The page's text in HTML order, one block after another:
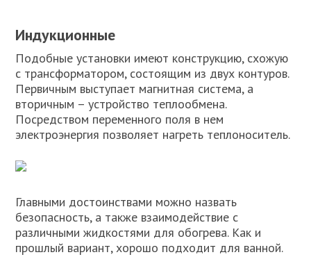
Индукционные
Подобные установки имеют конструкцию, схожую
с трансформатором, состоящим из двух контуров.
Первичным выступает магнитная система, а
вторичным – устройство теплообмена.
Посредством переменного поля в нем
электроэнергия позволяет нагреть теплоноситель.
Главными достоинствами можно назвать
безопасность, а также взаимодействие с
различными жидкостями для обогрева. Как и
прошлый вариант, хорошо подходит для ванной.